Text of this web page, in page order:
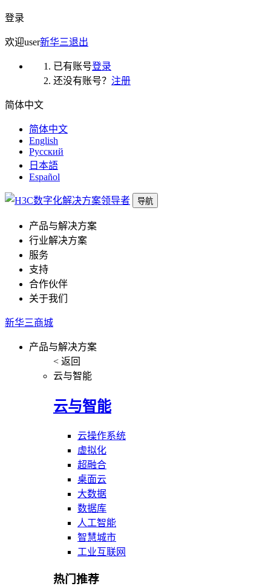
登录
欢迎user新华三退出
已有账号登录
还没有账号？ 注册
简体中文
简体中文
English
Русский
日本語
Español
导航
产品与解决方案
行业解决方案
服务
支持
合作伙伴
关于我们
新华三商城
产品与解决方案
< 返回
云与智能
云与智能
云操作系统
虚拟化
超融合
桌面云
大数据
数据库
人工智能
智慧城市
工业互联网
热门推荐